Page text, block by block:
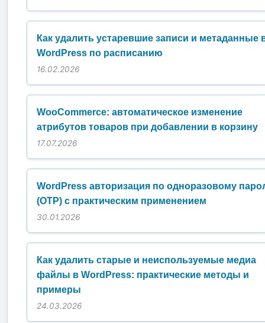
Как удалить устаревшие записи и метаданные
WordPress по расписанию
16.02.2026
WooCommerce: автоматическое изменение
атрибутов товаров при добавлении в корзину
17.07.2026
WordPress авторизация по одноразовому
(OTP) с практическим применением
30.01.2026
Как удалить старые и неиспользуемые медиа
файлы в WordPress: практические методы и
примеры
24.03.2026